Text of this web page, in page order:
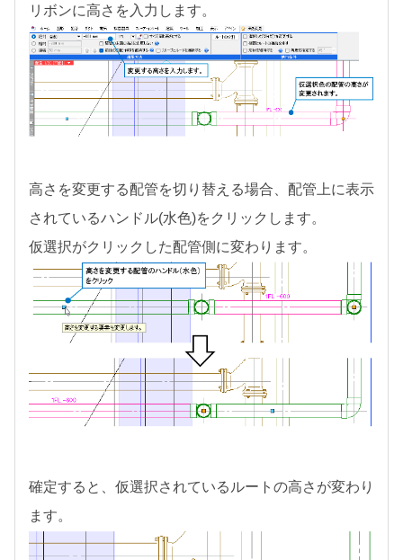
リボンに高さを入力します。
高さを変更する配管を切り替える場合、配管上に表示
されているハンドル(水色)をクリックします。
仮選択がクリックした配管側に変わります。
確定すると、仮選択されているルートの高さが変わり
ます。